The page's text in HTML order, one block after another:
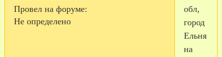
Провел на форуме:
Не определено
обл,
город
Ельня
на